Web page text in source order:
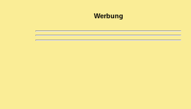
Werbung